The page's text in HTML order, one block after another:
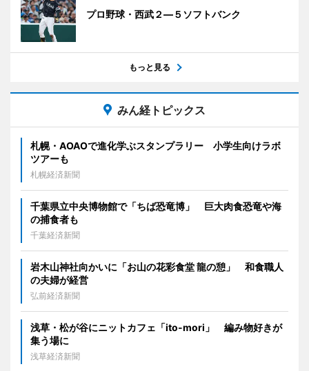
プロ野球・西武２―５ソフトバンク
もっと見る
みん経トピックス
札幌・AOAOで進化学ぶスタンプラリー 小学生向けラボ
ツアーも
札幌経済新聞
千葉県立中央博物館で「ちば恐竜博」 巨大肉食恐竜や海
の捕食者も
千葉経済新聞
岩木山神社向かいに「お山の花彩食堂 龍の憩」 和食職人
の夫婦が経営
弘前経済新聞
浅草・松が谷にニットカフェ「ito-mori」 編み物好きが
集う場に
浅草経済新聞